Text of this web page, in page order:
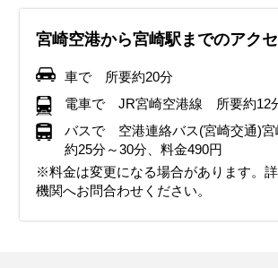
用すると、快適に観光を楽しめる。
イベント・観光
白滝もみじ祭り、霧島秋まつり
イルミネーションが美しい季節なので、夜
う手袋やマフラーなどの防寒アイテムを活
イベント・観光
青島太平洋マラソン、宮崎ベイサイドマラソン
気のマラソン大会）
多く、軽めのニットやセーターで過ごせる
ンナーには保温性の高い素材を選び、手袋
防寒アイテムも活用すると快適。沿岸部で
とがあるため、防風性のあるアウターがあ
イベント・観光
青島裸まいり（成人を祝う伝統的な祭り）、野
ョン
トでも過ごせる日があります。 沿岸部は風
め、ウィンドブレーカーがあると安心です
が低く、乾燥しやすいので保湿対策も忘れず
イベント・観光
青島神社節分祭（厄除けの豆まきが行われる）
り）、神話の高千穂建国まつり
す。同じ宮崎県内でも高千穂などの山間部
るため、厚めの服装を選ぶのがベスト。沿
くなることがあるので、風を通しにくいア
心。
イベント・観光
一里山地区シバザクラまつり、西都原古墳群桜
のコラボレーションが楽しめる）
め折りたたみ傘を持っておくと安心です。
季節なので、歩きやすいスニーカーを選ぶ
イベント・観光
日南海岸春祭り（海岸沿いで行われる春のイベ
音楽祭（クラシック音楽の祭典）
部では特に紫外線が強くなるため、帽子や
が重要です。下旬は梅雨の走りで雨が降る
雨具を持参するのが安心です。
イベント・観光
ジャカランダまつり（5月下旬から6月まで美し
鑑賞できます）、しゃくなげ花まつり
ジャケットや折りたたみ傘を必ず持参 靴は
ニーカーやレインシューズを選ぶことで、
観光を楽しめます。濡れてもよいよう靴下
に持参しましょう。沿岸部では海開きもあ
チサンダルなどあると楽しめます。
イベント・観光
青島ビーチ開き（夏の海水浴シーズンがスター
徹底。日差しが強いため、日焼け止めをこ
すすめ。屋外での観光が多い場合は、吸湿
水分補給を意識すると快適に過ごせる。
イベント・観光
きよたけ郷土祭り、南蛮渡来みなとまつり、え
き
宮崎空港から宮崎駅までのアク
車で 所要約20分
電車で JR宮崎空港線 所要約12
バスで 空港連絡バス(宮崎交通)宮
約25分～30分、料金490円
※料金は変更になる場合があります。
機関へお問合わせください。